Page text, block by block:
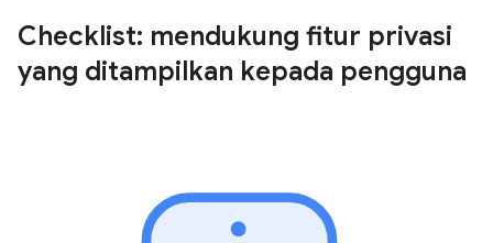
Checklist: mendukung fitur privasi
yang ditampilkan kepada pengguna